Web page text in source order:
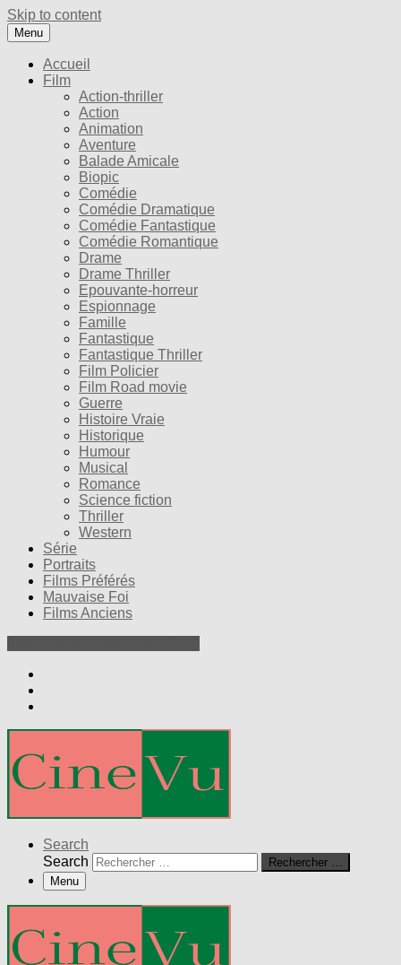
Skip to content
Menu
Accueil
Film
Action-thriller
Action
Animation
Aventure
Balade Amicale
Biopic
Comédie
Comédie Dramatique
Comédie Fantastique
Comédie Romantique
Drame
Drame Thriller
Epouvante-horreur
Espionnage
Famille
Fantastique
Fantastique Thriller
Film Policier
Film Road movie
Guerre
Histoire Vraie
Historique
Humour
Musical
Romance
Science fiction
Thriller
Western
Série
Portraits
Films Préférés
Mauvaise Foi
Films Anciens
Search
Search
Rechercher …
Menu